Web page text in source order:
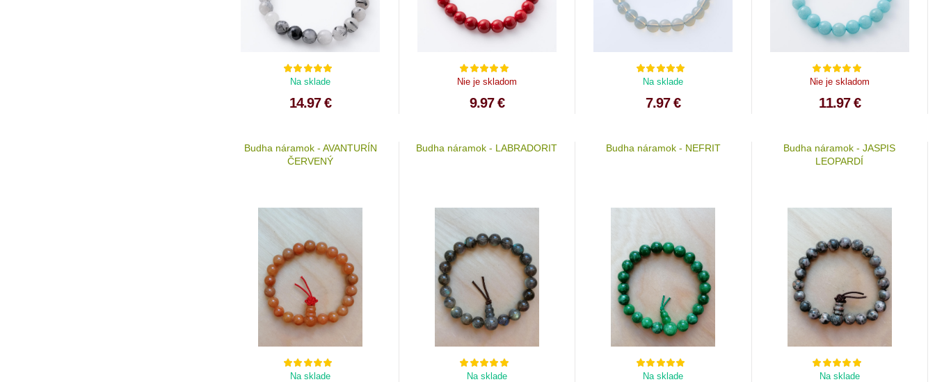
Na sklade
14.97 €
Nie je skladom
9.97 €
Na sklade
7.97 €
Nie je skladom
11.97 €
Budha náramok - AVANTURÍN
ČERVENÝ
Na sklade
Budha náramok - LABRADORIT
Na sklade
Budha náramok - NEFRIT
Na sklade
Budha náramok - JASPIS
LEOPARDÍ
Na sklade